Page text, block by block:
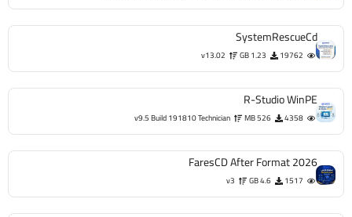
SystemRescueCd
19762
1.23 GB
v13.02
R-Studio WinPE
4358
526 MB
v9.5 Build 191810 Technician
FaresCD After Format 2026
1517
4.6 GB
v3